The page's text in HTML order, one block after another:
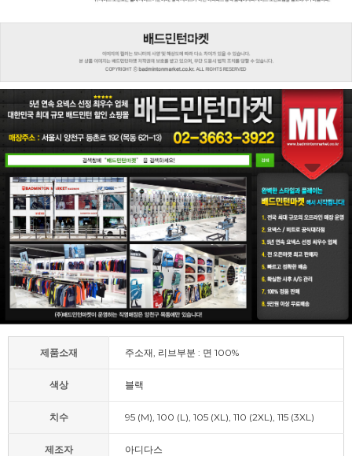
제품소재 주소재, 리브부분 : 면 100%
색상 블랙
치수 95 (M), 100 (L), 105 (XL), 110 (2XL), 115 (3XL)
제조자 아디다스